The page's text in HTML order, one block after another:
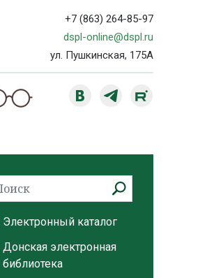
+7 (863) 264-85-97
dspl-online@dspl.ru
ул. Пушкинская, 175А
Электронный каталог
Донская электронная
библиотека